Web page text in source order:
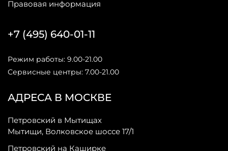
Правовая информация
АДРЕСА В МОСКВЕ
Петровский в Мытищах
Мытищи, Волковское шоссе 17/1
Петровский на Каширке
+7 (495) 640-01-11
Режим работы: 9.00-21.00
Сервисные центры: 7.00-21.00